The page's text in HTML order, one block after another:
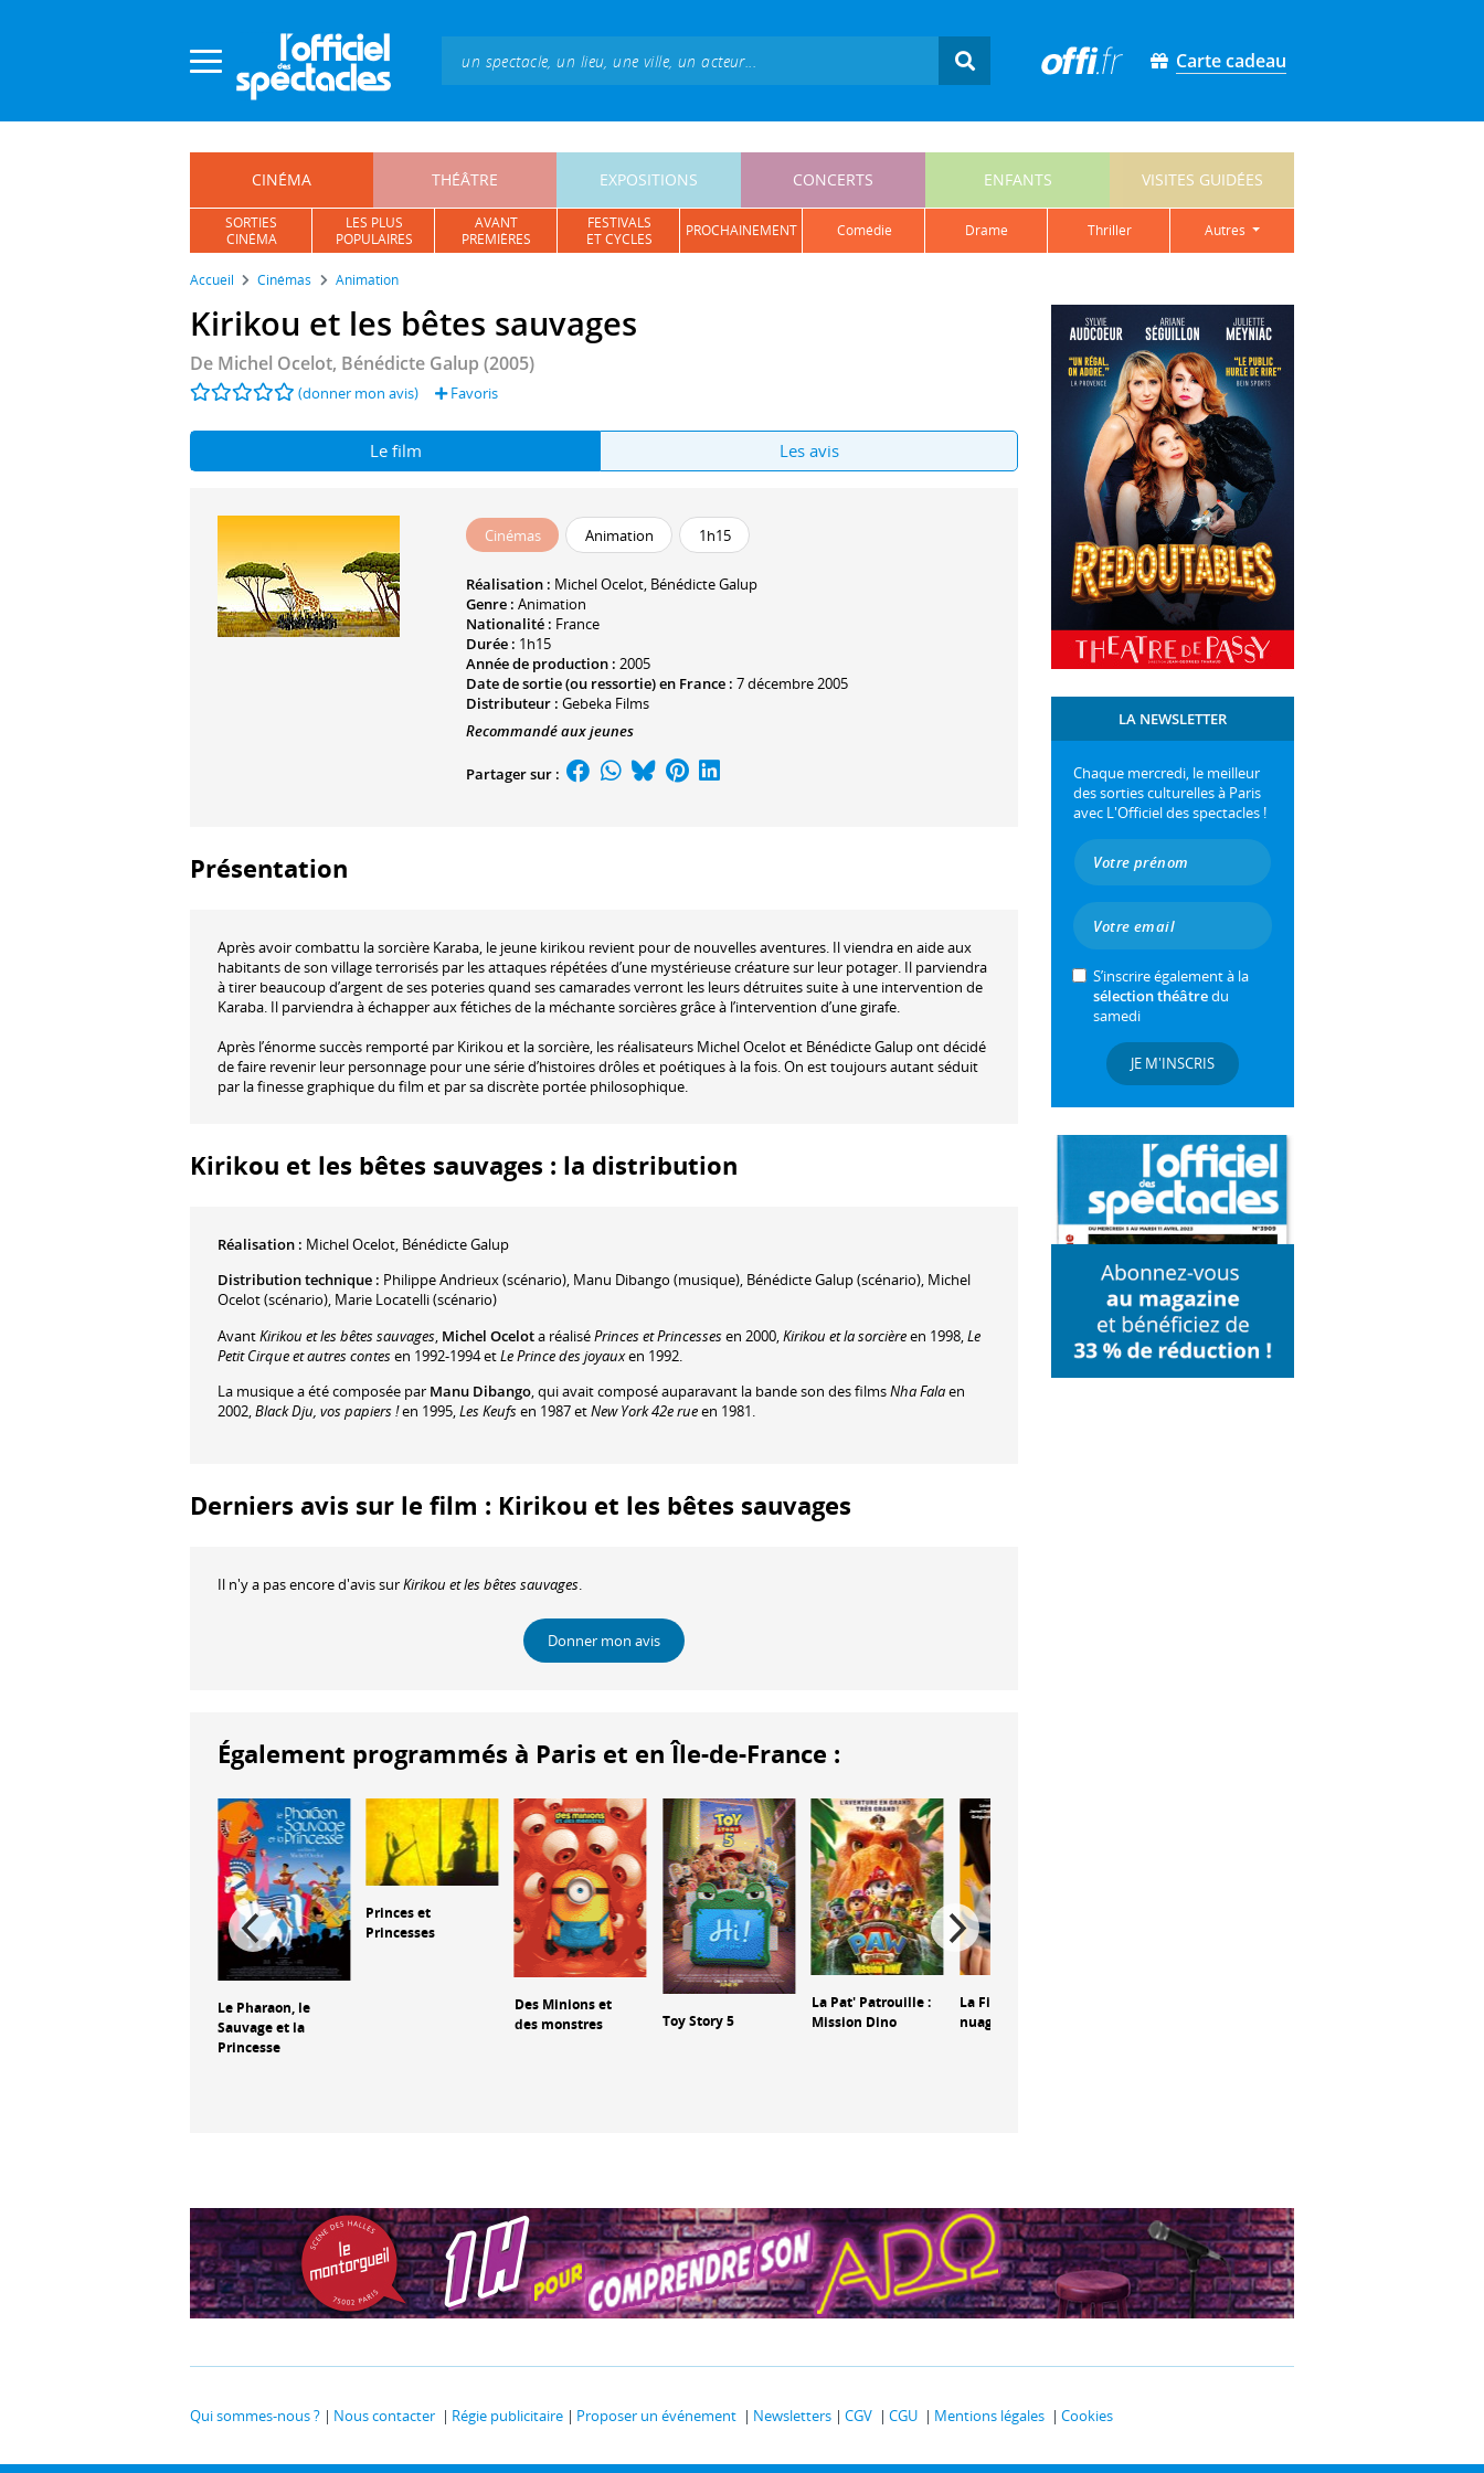
Carte cadeau
CINÉMA THÉÂTRE EXPOSITIONS CONCERTS ENFANTS VISITES GUIDÉES
SORTIES
CINÉMA
LES PLUS
POPULAIRES
AVANT
PREMIÈRES
FESTIVALS
ET CYCLES
PROCHAINEMENT comédie drame thriller autres
Accueil Cinémas Animation
Kirikou et les bêtes sauvages
De Michel Ocelot, Bénédicte Galup (2005)
(donner mon avis) Favoris
Le film Les avis
Cinémas Animation 1h15
Réalisation : Michel Ocelot, Bénédicte Galup
Genre : Animation
Nationalité : France
Durée : 1h15
Année de production : 2005
Date de sortie (ou ressortie) en France : 7 décembre 2005
Distributeur : Gebeka Films
Recommandé aux jeunes
Partager sur :
Présentation
Après avoir combattu la sorcière Karaba, le jeune kirikou revient pour de nouvelles aventures. Il viendra en aide aux
habitants de son village terrorisés par les attaques répétées d’une mystérieuse créature sur leur potager. Il parviendra
à tirer beaucoup d’argent de ses poteries quand ses camarades verront les leurs détruites suite à une intervention de
Karaba. Il parviendra à échapper aux fétiches de la méchante sorcières grâce à l’intervention d’une girafe.
Après l’énorme succès remporté par Kirikou et la sorcière, les réalisateurs Michel Ocelot et Bénédicte Galup ont décidé
de faire revenir leur personnage pour une série d’histoires drôles et poétiques à la fois. On est toujours autant séduit
par la finesse graphique du film et par sa discrète portée philosophique.
Kirikou et les bêtes sauvages : la distribution
Réalisation : Michel Ocelot, Bénédicte Galup
Distribution technique : Philippe Andrieux(scénario), Manu Dibango (musique), Bénédicte Galup(scénario), Michel
Ocelot(scénario), Marie Locatelli(scénario)
AvantKirikou et les bêtes sauvages, Michel Ocelota réaliséPrinces et Princessesen 2000,Kirikou et la sorcièreen 1998,Le
Petit Cirque et autres contesen 1992-1994 etLe Prince des joyauxen 1992.
La musique a été composée par Manu Dibango, qui avait composé auparavant la bande son des filmsNha Falaen
2002,Black Dju, vos papiers !en 1995,Les Keufsen 1987 etNew York 42e rueen 1981.
Derniers avis sur le film : Kirikou et les bêtes sauvages
Il n'y a pas encore d'avis surKirikou et les bêtes sauvages.
Donner mon avis
Également programmés à Paris et en Île-de-France :
Le Pharaon, le
Sauvage et la
Princesse
Princes et
Princesses
Des Minions et
des monstres
Toy Story 5
La Pat' Patrouille :
Mission Dino
La Fille dans les
nuages
LA NEWSLETTER
Chaque mercredi, le meilleur
des sorties culturelles à Paris
avec L'Officiel des spectacles !
S’inscrire également à la
sélection théâtredu
samedi
JE M'INSCRIS
Qui sommes-nous ? Nous contacter Régie publicitaire Proposer un événement Newsletters CGV CGU Mentions légales Cookies